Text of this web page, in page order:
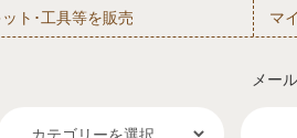
ト･工具等を販売 マ
メー